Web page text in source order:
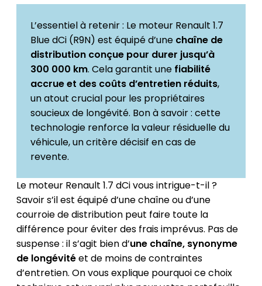
L’essentiel à retenir : Le moteur Renault 1.7
Blue dCi (R9N) est équipé d’une chaîne de
distribution conçue pour durer jusqu’à
300 000 km. Cela garantit une fiabilité
accrue et des coûts d’entretien réduits,
un atout crucial pour les propriétaires
soucieux de longévité. Bon à savoir : cette
technologie renforce la valeur résiduelle du
véhicule, un critère décisif en cas de
revente.
Le moteur Renault 1.7 dCi vous intrigue-t-il ?
Savoir s’il est équipé d’une chaîne ou d’une
courroie de distribution peut faire toute la
différence pour éviter des frais imprévus. Pas de
suspense : il s’agit bien d’une chaîne, synonyme
de longévitéet de moins de contraintes
d’entretien. On vous explique pourquoi ce choix